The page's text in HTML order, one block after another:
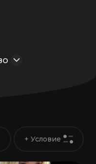
+ Условие